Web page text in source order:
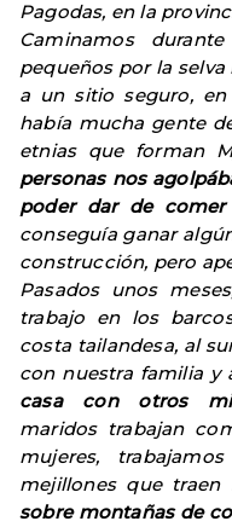
Pagodas, en la
Caminamos
pequeños por la
a un sitio seguro,
había mucha gente
etnias que forman
personas nos
poder dar de
conseguía ganar
construcción, pero
Pasados unos
trabajo en los
costa tailandesa, al
con nuestra familia y
casa con otros
maridos trabajan
mujeres,
mejillones que traen
sobre montañas de